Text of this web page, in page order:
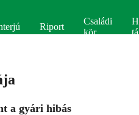
Riport
Családi
kör
a gyári hibás